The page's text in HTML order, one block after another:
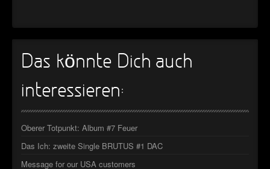
►
►
►
►
Das könnte Dich auch
interessieren:
Oberer Totpunkt: Album #7 Feuer
Das Ich: zweite Single BRUTUS #1 DAC
Message for our USA customers